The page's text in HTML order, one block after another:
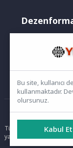
Yayınlanan
rağmen bazı
bilgiler
haberleri
Tüm hakları saklıdır.
yayımlanamaz ve
Bu site, kullanıcı
kullanmaktadır.
olursunuz.
Kabul Et